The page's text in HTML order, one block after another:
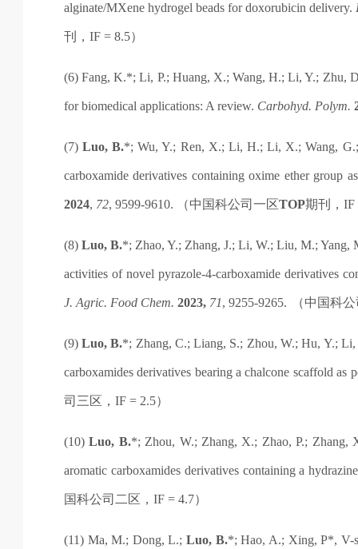
alginate/MXene hydrogel beads for doxorubicin delivery.
刊， IF = 8.5）
(6) Fang, K.*; Li, P.; Huang, X.; Wang, H.; Li, Y.; Zhu,
for biomedical applications: A review. Carbohyd. Polym.
(7) Luo, B.*; Wu, Y.; Ren, X.; Li, H.; Li, X.; Wang,
carboxamide derivatives containing oxime ether group
2024, 72, 9599-9610. （中国科公司 一区TOP期刊， IF
(8) Luo, B.*; Zhao, Y.; Zhang, J.; Li, W.; Liu, M.; Yang,
activities of novel pyrazole-4-carboxamide derivatives
J. Agric. Food Chem. 2023, 71, 9255-9265. （中国科公
(9)Luo, B.*; Zhang, C.; Liang, S.; Zhou, W.; Hu, Y.;
carboxamides derivatives bearing a chalcone scaffold as
司 三区， IF = 2.5）
(10)Luo, B.*; Zhou, W.; Zhang, X.; Zhao, P.; Zhang,
aromatic carboxamides derivatives containing a
国科公司 二区， IF = 4.7）
(11) Ma, M.; Dong, L.;Luo, B.*; Hao, A.; Xing, P*, V-